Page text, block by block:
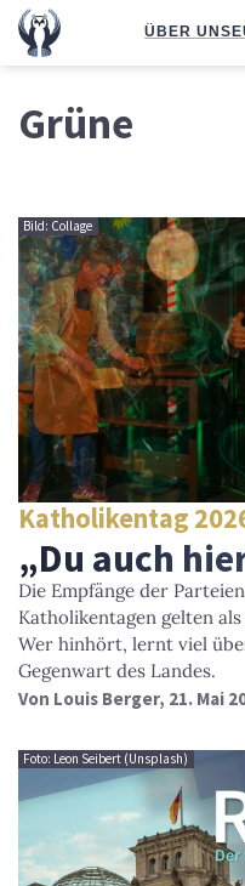
ÜBER UNS
Grüne
Bild: Collage
Katholikentag
„Du auch
Die Empfänge der
Katholikentagen gelten
Wer hinhört, lernt viel
Gegenwart des Landes.
Von Louis Berger, 21. Mai
Foto: Leon Seibert (Unsplash)